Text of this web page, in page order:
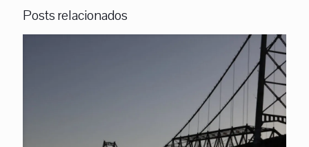
Posts relacionados